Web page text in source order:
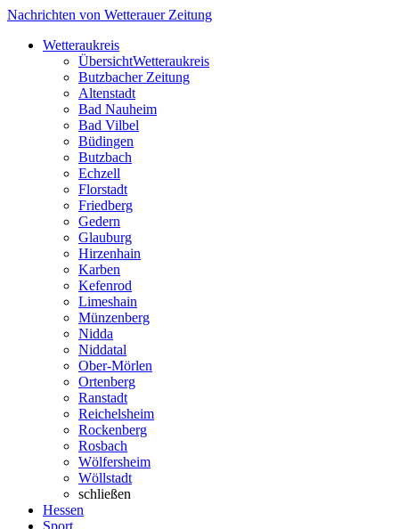
Nachrichten von Wetterauer Zeitung
Wetteraukreis
ÜbersichtWetteraukreis
Butzbacher Zeitung
Altenstadt
Bad Nauheim
Bad Vilbel
Büdingen
Butzbach
Echzell
Florstadt
Friedberg
Gedern
Glauburg
Hirzenhain
Karben
Kefenrod
Limeshain
Münzenberg
Nidda
Niddatal
Ober-Mörlen
Ortenberg
Ranstadt
Reichelsheim
Rockenberg
Rosbach
Wölfersheim
Wöllstadt
schließen
Hessen
Sport